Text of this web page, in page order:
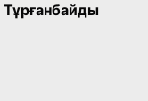
Тұрғанбайды